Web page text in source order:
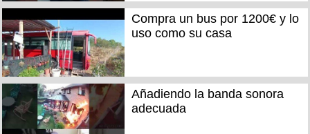
Compra un bus por 1200€ y lo
uso como su casa
Añadiendo la banda sonora
adecuada